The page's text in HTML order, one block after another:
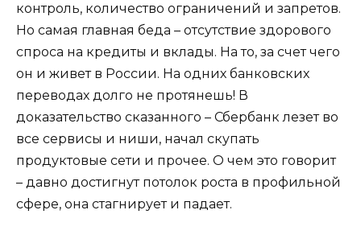
контроль, количество ограничений и запретов.
Но самая главная беда – отсутствие здорового
спроса на кредиты и вклады. На то, за счет чего
он и живет в России. На одних банковских
переводах долго не протянешь! В
доказательство сказанного – Сбербанк лезет во
все сервисы и ниши, начал скупать
продуктовые сети и прочее. О чем это говорит
– давно достигнут потолок роста в профильной
сфере, она стагнирует и падает.